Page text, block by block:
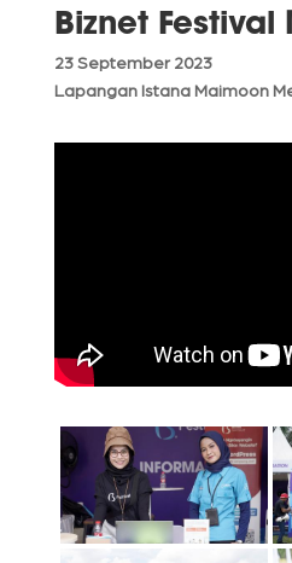
Biznet
23 September 2023
Lapangan Istana Maimoon